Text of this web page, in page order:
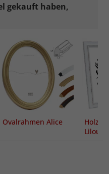
gekauft haben,
Ovalrahmen Alice
Holz-
Lilou